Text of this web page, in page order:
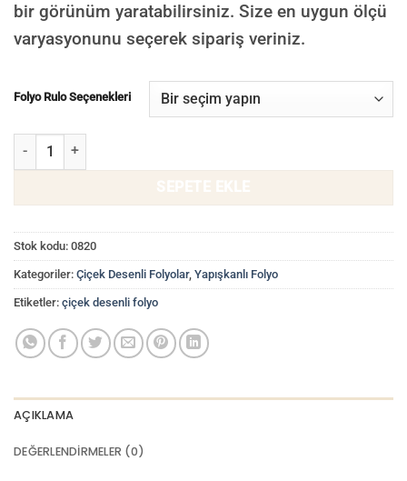
bir görünüm yaratabilirsiniz. Size en uygun ölçü
varyasyonunu seçerek sipariş veriniz.
Folyo Rulo Seçenekleri
Pembe Kırmızı Gül Yapışkanlı Folyo, Dolap Kaplama Folyoları 0820
Stok kodu: 0820
Kategoriler: Çiçek Desenli Folyolar, Yapışkanlı Folyo
Etiketler: çiçek desenli folyo
AÇIKLAMA
DEĞERLENDIRMELER (0)